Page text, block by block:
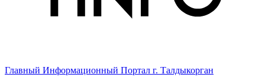
Главный Информационный Портал г. Талдыкорган